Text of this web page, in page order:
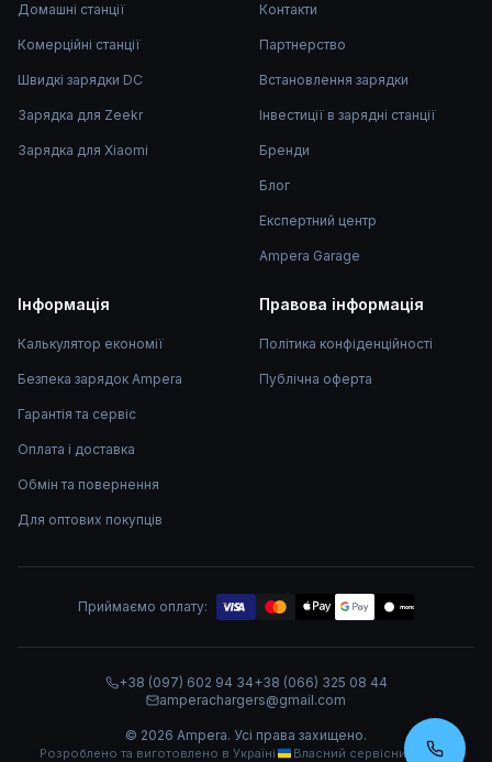
Домашні станції
Комерційні станції
Швидкі зарядки DC
Зарядка для Zeekr
Зарядка для Xiaomi
Контакти
Партнерство
Встановлення зарядки
Інвестиції в зарядні станції
Бренди
Блог
Експертний центр
Ampera Garage
Інформація
Калькулятор економії
Безпека зарядок Ampera
Гарантія та сервіс
Оплата і доставка
Обмін та повернення
Для оптових покупців
Правова інформація
Політика конфіденційності
Публічна оферта
Приймаємо оплату: mono
+38 (097) 602 94 34+38 (066) 325 08 44
amperachargers@gmail.com
© 2026 Ampera. Усі права захищено.
Розроблено та виготовлено в Україні Власний сервісний центр